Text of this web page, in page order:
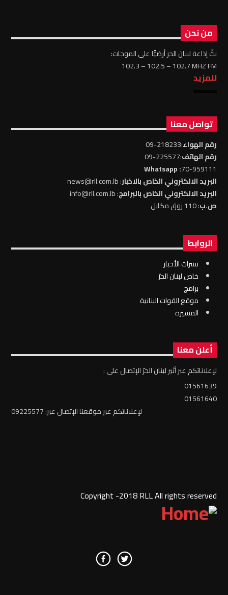
من نحن
بثّ إذاعة لبنان الحر أرضيًّا على الموجات:
102.3 – 102.5 – 102.7 MHZ FM
للمزيد
تواصل معنا
رقم الهواء:218233-09
رقم الهاتف:225577-09
70-959111
: Whatsapp
البريد الالكتروني الخاص بالاخبار: news@rll.com.lb
البريد الالكتروني الخاص بالبرامج: info@rll.com.lb
ص.ب: 110 زوق مكايل
الروابط
نشرات الأخبار
خاص لبنان الحرّ
برامج
موقع القوات البنانية
المسيرة
أعلن معنا
لإعلاناتكم عبر أثير لبنان الحرّ الإتصال على :
01561639
01561640
لإعلاناتكم عبر موقعنا الإتصال عبر: 09225577
Copyright -2018 RLL All rights reserved